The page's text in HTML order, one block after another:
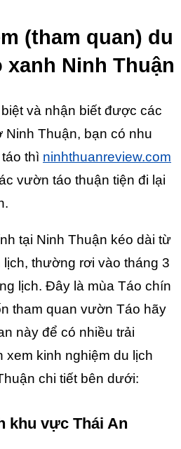
(tham quan) du
Ninh Thuận
và nhận biết được các
Thuận, bạn có nhu
thì ninhthuanreview.com
vườn táo thuận tiện đi lại
tại Ninh Thuận kéo dài từ
thường rơi vào tháng 3
lịch. Đây là mùa Táo chín
tham quan vườn Táo hãy
này để có nhiều trải
xem kinh nghiệm du lịch
chi tiết bên dưới:
khu vực Thái An